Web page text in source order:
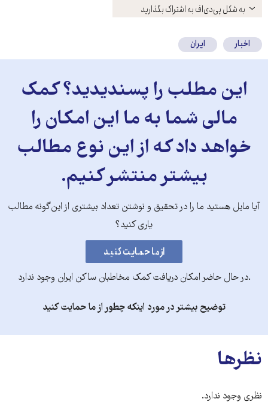
باز
کنید
به شکل پی‌دی‌اف به اشتراک بگذارید
اخبار ایران
این مطلب را پسندیدید؟ کمک
مالی شما به ما این امکان را
خواهد داد که از این نوع مطالب
بیشتر منتشر کنیم.
آیا مایل هستید ما را در تحقیق و نوشتن تعداد بیشتری از این‌گونه مطالب
یاری کنید؟
.در حال حاضر امکان دریافت کمک مخاطبان ساکن ایران وجود ندارد
توضیح بیشتر در مورد اینکه چطور از ما حمایت کنید
نظرها
نظری وجود ندارد.